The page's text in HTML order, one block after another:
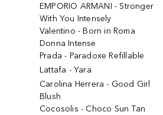
EMPORIO ARMANI - Stronger
With You Intensely
Valentino - Born in Roma
Donna Intense
Prada - Paradoxe Refillable
Lattafa - Yara
Carolina Herrera - Good Girl
Blush
Cocosolis - Choco Sun Tan